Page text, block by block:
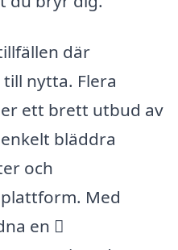
där
nytta. Flera
ett brett utbud av
bläddra
och
Med
en 